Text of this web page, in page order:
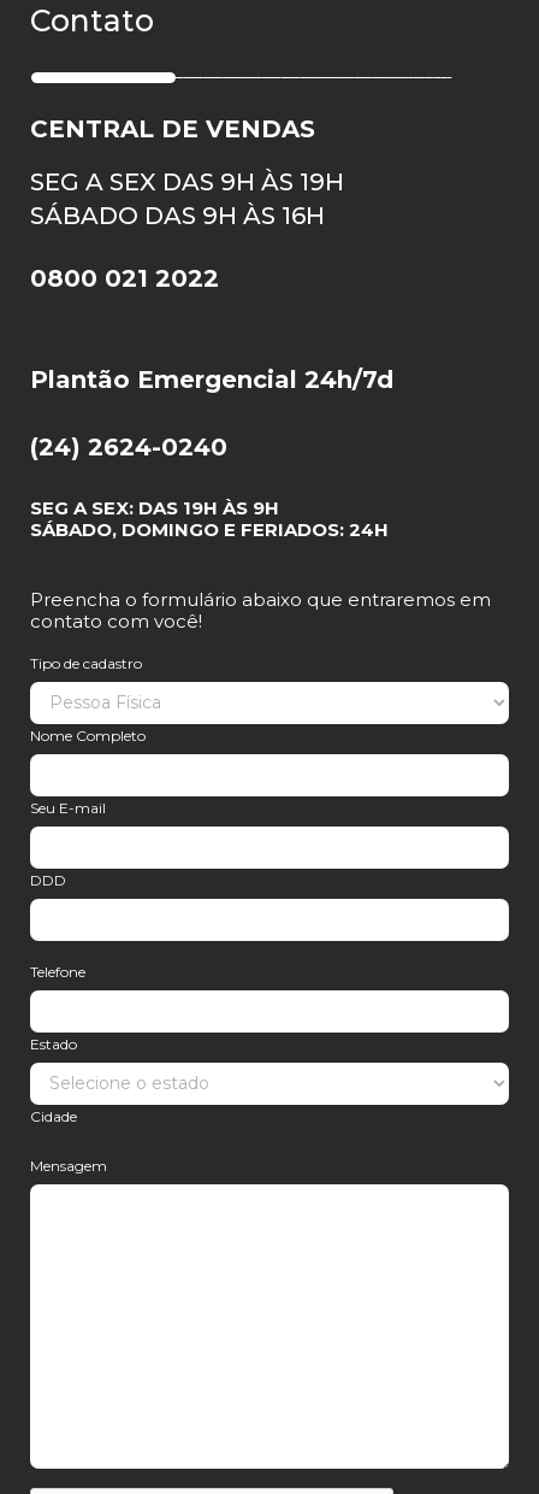
Contato
CENTRAL DE VENDAS
SEG A SEX DAS 9H ÀS 19H
SÁBADO DAS 9H ÀS 16H
0800 021 2022
Plantão Emergencial 24h/7d
(24) 2624-0240
SEG A SEX: DAS 19H ÀS 9H
SÁBADO, DOMINGO E FERIADOS: 24H
Preencha o formulário abaixo que entraremos em
contato com você!
Tipo de cadastro
Nome Completo
Seu E-mail
DDD
Telefone
Estado
Cidade
Mensagem